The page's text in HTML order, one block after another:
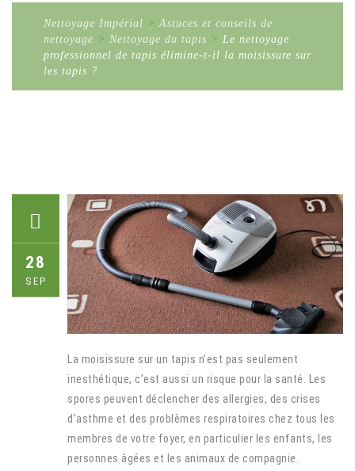
Nettoyage Impérial >Astuces et conseils de
nettoyage > Nettoyage du tapis > Le nettoyage
professionnel de tapis élimine-t-il la moisissure sur
les tapis ?
28
SEP
La moisissure sur un tapis n’est pas seulement
inesthétique, c’est aussi un risque pour la santé. Les
spores peuvent déclencher des allergies, des crises
d’asthme et des problèmes respiratoires chez tous les
membres de votre foyer, en particulier les enfants, les
personnes âgées et les animaux de compagnie.